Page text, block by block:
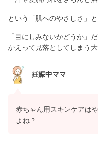
という「肌へのやさしさ」
「目にしみないかどうか」
かえって見落としてしまう
妊娠中ママ
赤ちゃん用スキンケアは
よね？